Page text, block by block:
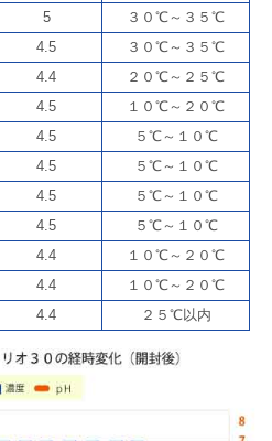
な効果があるのかを解説。成果を高
チド商品もご提案します。
アクスト東日本（横浜市）：業務用
い耐久性と長距離通信、手厚いサポ
れています。
ル ピアノ・チェロ教室（川崎市）：
に、ご自宅で学べる出張型のピア
で、一人ひとりに寄り添った丁寧な
天龍産業（茅ヶ崎市）：湘南エリア
物収集運搬、アスベスト対応、土地
した安全な施工で、解体後の土地活
南ベース校（藤沢市）：初心者でも安
の個別指導プログラミングスクール
浜市）：リクシル・TOTO・パナソニッ
。マンション・戸建てのお風呂のリ
。
川ホール（東京都町田市）：儀式とし
5
３０℃～３５℃
4.5
３０℃～３５℃
4.4
２０℃～２５℃
4.5
１０℃～２０℃
4.5
５℃～１０℃
4.5
５℃～１０℃
4.5
５℃～１０℃
4.5
５℃～１０℃
4.4
１０℃～２０℃
4.4
１０℃～２０℃
4.4 ２５℃以内